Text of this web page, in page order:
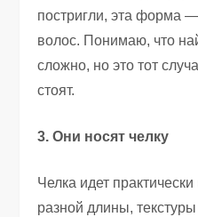
постригли, эта форма —
волос. Понимаю, что
сложно, но это тот
стоят.
3. Они носят челку
Челка идет
разной длины,